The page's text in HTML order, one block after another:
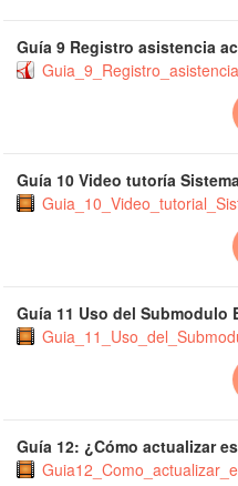
Guía 9 Registro asistencia
Guía 10 Video tutoría
Guía 11 Uso del Submodulo
Guía 12: ¿Cómo actualizar